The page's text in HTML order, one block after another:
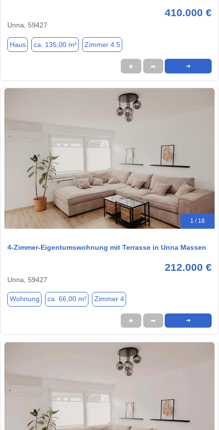
410.000 €
Unna, 59427
Haus ca. 135,00 m² Zimmer 4.5
★ ➦ ➜
1 / 18
4-Zimmer-Eigentumswohnung mit Terrasse in Unna Massen
212.000 €
Unna, 59427
Wohnung ca. 66,00 m² Zimmer 4
★ ➦ ➜